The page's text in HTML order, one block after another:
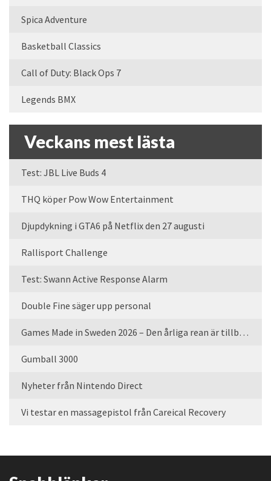
Spica Adventure
Basketball Classics
Call of Duty: Black Ops 7
Legends BMX
Veckans mest lästa
Test: JBL Live Buds 4
THQ köper Pow Wow Entertainment
Djupdykning i GTA6 på Netflix den 27 augusti
Rallisport Challenge
Test: Swann Active Response Alarm
Double Fine säger upp personal
Games Made in Sweden 2026 – Den årliga rean är tillbaka
Gumball 3000
Nyheter från Nintendo Direct
Vi testar en massagepistol från Careical Recovery